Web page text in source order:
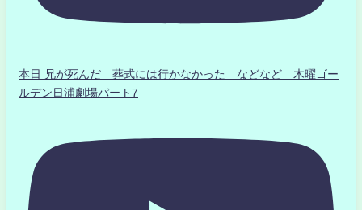
本日 兄が死んだ 葬式には行かなかった などなど 木曜ゴー
ルデン日浦劇場パート7